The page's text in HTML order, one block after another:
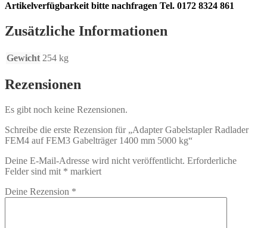
Artikelverfügbarkeit bitte nachfragen Tel. 0172 8324 861
Zusätzliche Informationen
Gewicht 254 kg
Rezensionen
Es gibt noch keine Rezensionen.
Schreibe die erste Rezension für „Adapter Gabelstapler Radlader
FEM4 auf FEM3 Gabelträger 1400 mm 5000 kg“
Deine E-Mail-Adresse wird nicht veröffentlicht. Erforderliche
Felder sind mit * markiert
Deine Rezension *